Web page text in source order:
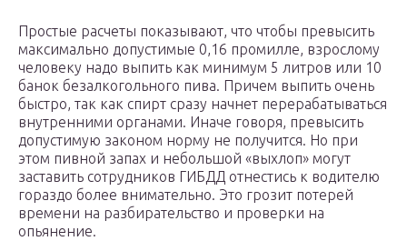
Простые расчеты показывают, что чтобы превысить
максимально допустимые 0,16 промилле, взрослому
человеку надо выпить как минимум 5 литров или 10
банок безалкогольного пива. Причем выпить очень
быстро, так как спирт сразу начнет перерабатываться
внутренними органами. Иначе говоря, превысить
допустимую законом норму не получится. Но при
этом пивной запах и небольшой «выхлоп» могут
заставить сотрудников ГИБДД отнестись к водителю
гораздо более внимательно. Это грозит потерей
времени на разбирательство и проверки на
опьянение.